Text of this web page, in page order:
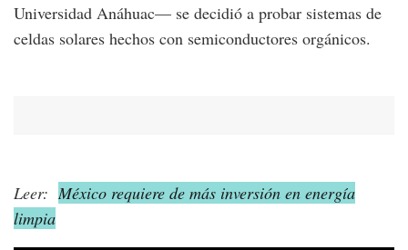
Universidad Anáhuac— se decidió a probar sistemas de
celdas solares hechos con semiconductores orgánicos.
Leer: México requiere de más inversión en energía
limpia